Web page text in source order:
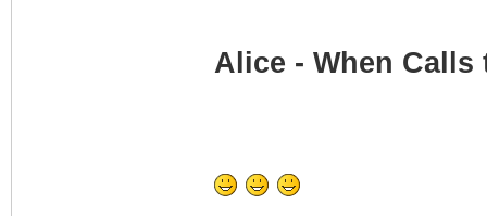
Alice - When Calls